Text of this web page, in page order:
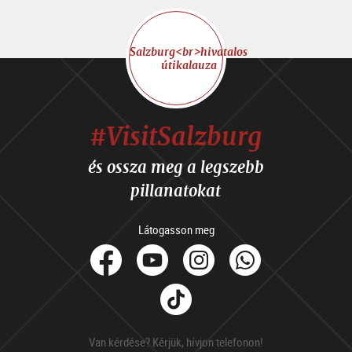
Salzburg<br>hivatalos
útikalauza
#VisitSalzburg
és ossza meg a legszebb
pillanatokat
Látogasson meg
facebook
YoutubeInstagram
Tik
Tok
Van kérdése? Kérjük, hívjon telefonon!